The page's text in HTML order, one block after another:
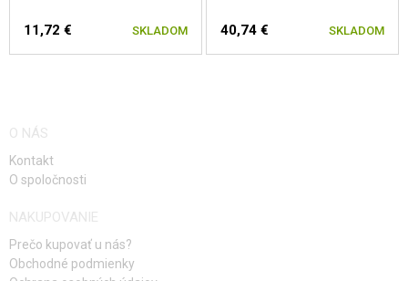
11,72 € SKLADOM 40,74 € SKLADOM
O NÁS
Kontakt
O spoločnosti
NAKUPOVANIE
Prečo kupovať u nás?
Obchodné podmienky